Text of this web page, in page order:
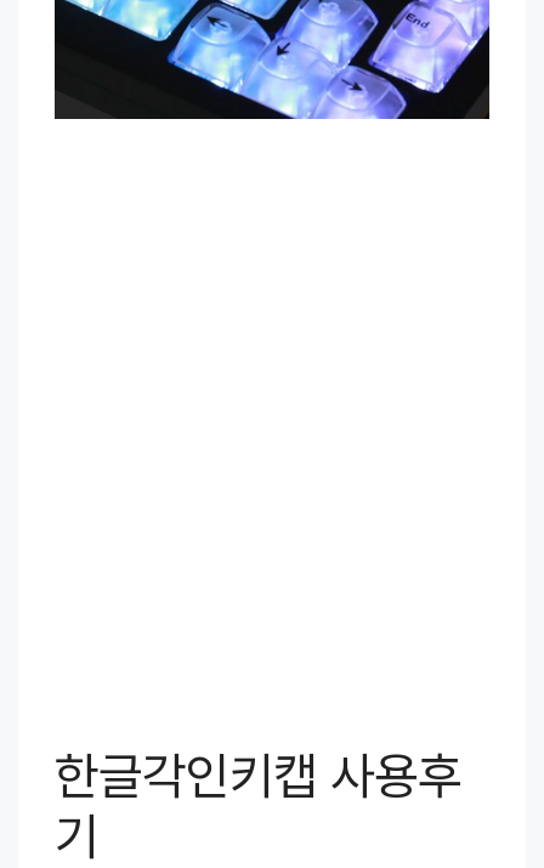
한글각인키캡 사용후
기